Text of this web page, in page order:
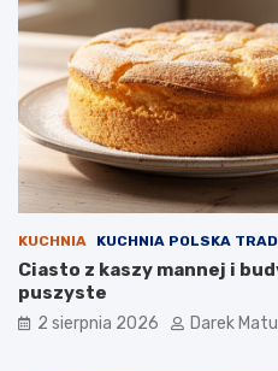
KUCHNIA KUCHNIA POLSKA
Ciasto z kaszy mannej i
puszyste
2 sierpnia 2026 Darek